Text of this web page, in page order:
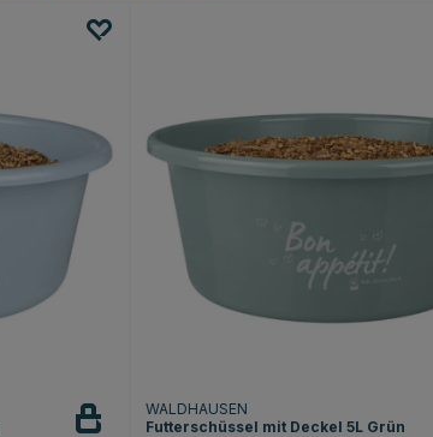
WALDHAUSEN
Futterschüssel mit Deckel 5L Grün